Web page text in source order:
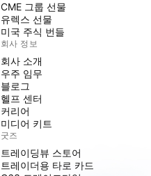
CME 그룹 선물
유렉스 선물
미국 주식 번들
회사 정보
회사 소개
우주 임무
블로그
헬프 센터
커리어
미디어 키트
굿즈
트레이딩뷰 스토어
트레이더용 타로 카드